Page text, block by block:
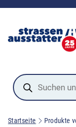
Products
search
Startseite Produkte